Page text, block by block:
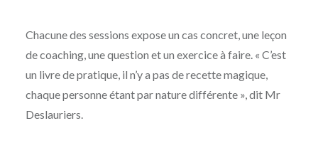
Chacune des sessions expose un cas concret, une leçon
de coaching, une question et un exercice à faire. « C’est
un livre de pratique, il n’y a pas de recette magique,
chaque personne étant par nature différente », dit Mr
Deslauriers.